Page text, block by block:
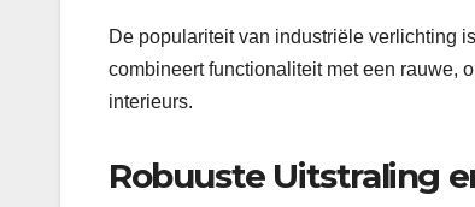
De populariteit van industriële verlichting
combineert functionaliteit met een rauwe,
interieurs.
Robuuste Uitstraling